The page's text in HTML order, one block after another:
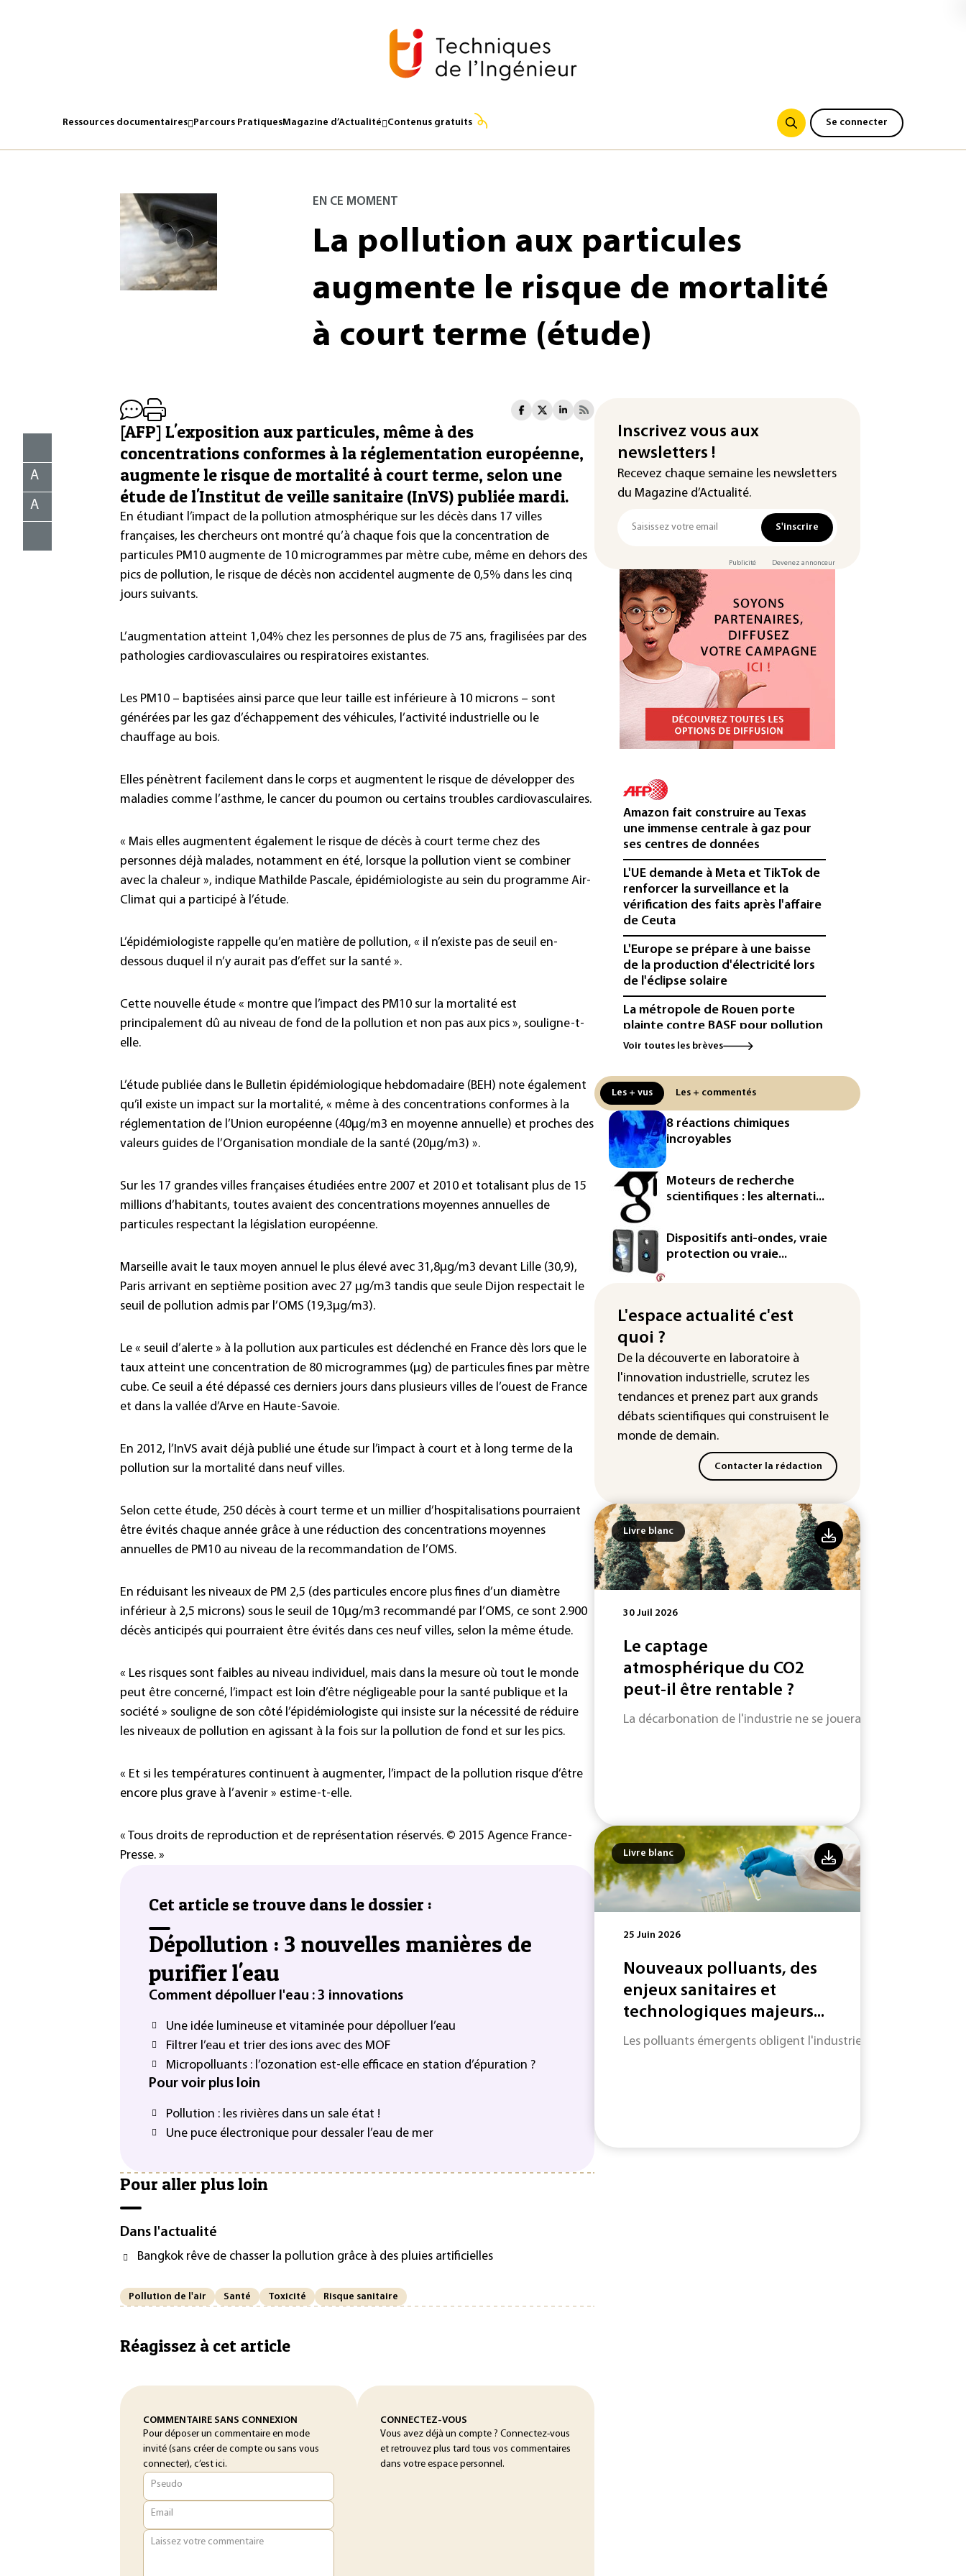
Ressources documentaires Parcours PratiquesMagazine d’Actualité Contenus gratuits Se connecter
EN CE MOMENT
La pollution aux particules
augmente le risque de mortalité
à court terme (étude)
A
A
[AFP] L'exposition aux particules, même à des
concentrations conformes à la réglementation européenne,
augmente le risque de mortalité à court terme, selon une
étude de l'Institut de veille sanitaire (InVS) publiée mardi.
En étudiant l’impact de la pollution atmosphérique sur les décès dans 17 villes
françaises, les chercheurs ont montré qu’à chaque fois que la concentration de
particules PM10 augmente de 10 microgrammes par mètre cube, même en dehors des
pics de pollution, le risque de décès non accidentel augmente de 0,5% dans les cinq
jours suivants.
L’augmentation atteint 1,04% chez les personnes de plus de 75 ans, fragilisées par des
pathologies cardiovasculaires ou respiratoires existantes.
Les PM10 – baptisées ainsi parce que leur taille est inférieure à 10 microns – sont
générées par les gaz d’échappement des véhicules, l’activité industrielle ou le
chauffage au bois.
Elles pénètrent facilement dans le corps et augmentent le risque de développer des
maladies comme l’asthme, le cancer du poumon ou certains troubles cardiovasculaires.
« Mais elles augmentent également le risque de décès à court terme chez des
personnes déjà malades, notamment en été, lorsque la pollution vient se combiner
avec la chaleur », indique Mathilde Pascale, épidémiologiste au sein du programme Air-
Climat qui a participé à l’étude.
L’épidémiologiste rappelle qu’en matière de pollution, « il n’existe pas de seuil en-
dessous duquel il n’y aurait pas d’effet sur la santé ».
Cette nouvelle étude « montre que l’impact des PM10 sur la mortalité est
principalement dû au niveau de fond de la pollution et non pas aux pics », souligne-t-
elle.
L’étude publiée dans le Bulletin épidémiologique hebdomadaire (BEH) note également
qu’il existe un impact sur la mortalité, « même à des concentrations conformes à la
réglementation de l’Union européenne (40µg/m3 en moyenne annuelle) et proches des
valeurs guides de l’Organisation mondiale de la santé (20µg/m3) ».
Sur les 17 grandes villes françaises étudiées entre 2007 et 2010 et totalisant plus de 15
millions d’habitants, toutes avaient des concentrations moyennes annuelles de
particules respectant la législation européenne.
Marseille avait le taux moyen annuel le plus élevé avec 31,8µg/m3 devant Lille (30,9),
Paris arrivant en septième position avec 27 µg/m3 tandis que seule Dijon respectait le
seuil de pollution admis par l’OMS (19,3µg/m3).
Le « seuil d’alerte » à la pollution aux particules est déclenché en France dès lors que le
taux atteint une concentration de 80 microgrammes (µg) de particules fines par mètre
cube. Ce seuil a été dépassé ces derniers jours dans plusieurs villes de l’ouest de France
et dans la vallée d’Arve en Haute-Savoie.
En 2012, l’InVS avait déjà publié une étude sur l’impact à court et à long terme de la
pollution sur la mortalité dans neuf villes.
Selon cette étude, 250 décès à court terme et un millier d’hospitalisations pourraient
être évités chaque année grâce à une réduction des concentrations moyennes
annuelles de PM10 au niveau de la recommandation de l’OMS.
En réduisant les niveaux de PM 2,5 (des particules encore plus fines d’un diamètre
inférieur à 2,5 microns) sous le seuil de 10µg/m3 recommandé par l’OMS, ce sont 2.900
décès anticipés qui pourraient être évités dans ces neuf villes, selon la même étude.
« Les risques sont faibles au niveau individuel, mais dans la mesure où tout le monde
peut être concerné, l’impact est loin d’être négligeable pour la santé publique et la
société » souligne de son côté l’épidémiologiste qui insiste sur la nécessité de réduire
les niveaux de pollution en agissant à la fois sur la pollution de fond et sur les pics.
« Et si les températures continuent à augmenter, l’impact de la pollution risque d’être
encore plus grave à l’avenir » estime-t-elle.
« Tous droits de reproduction et de représentation réservés. © 2015 Agence France-
Presse. »
Cet article se trouve dans le dossier :
Dépollution : 3 nouvelles manières de
purifier l'eau
Comment dépolluer l'eau : 3 innovations
Une idée lumineuse et vitaminée pour dépolluer l’eau
Filtrer l’eau et trier des ions avec des MOF
Micropolluants : l’ozonation est-elle efficace en station d’épuration ?
Pour voir plus loin
Pollution : les rivières dans un sale état !
Une puce électronique pour dessaler l’eau de mer
Pour aller plus loin
Dans l'actualité
Bangkok rêve de chasser la pollution grâce à des pluies artificielles
Pollution de l'air Santé Toxicité Risque sanitaire
Réagissez à cet article
COMMENTAIRE SANS CONNEXION
Pour déposer un commentaire en mode
invité (sans créer de compte ou sans vous
connecter), c’est ici.
Pseudo
Email
Laissez votre commentaire
CONNECTEZ-VOUS
Vous avez déjà un compte ? Connectez-vous
et retrouvez plus tard tous vos commentaires
dans votre espace personnel.
Inscrivez vous aux
newsletters !
Recevez chaque semaine les newsletters
du Magazine d’Actualité.
S'inscrire
Publicité Devenez annonceur
Amazon fait construire au Texas
une immense centrale à gaz pour
ses centres de données
L'UE demande à Meta et TikTok de
renforcer la surveillance et la
vérification des faits après l'affaire
de Ceuta
L'Europe se prépare à une baisse
de la production d'électricité lors
de l'éclipse solaire
La métropole de Rouen porte
plainte contre BASF pour pollution
aux PFAS
la centrale de Golfech reconnectée
au réseau
Véhicules de livraison autonomes:
la France ouvre la voie à leur
homologation
Iris³: Eutelsat investira 3,4 milliards
d'euros dans la future
constellation européenne
Le magazine VSD racheté par
l'entrepreneur Vianney d'Alançon
attendue au plus bas depuis 1980
"Retour en force" progressif de la
chaleur dans les prochains jours en
France
Voir toutes les brèves
Les + vus Les + commentés
8 réactions chimiques
incroyables
Moteurs de recherche
scientifiques : les alternati...
Dispositifs anti-ondes, vraie
protection ou vraie...
L'espace actualité c'est
quoi ?
De la découverte en laboratoire à
l'innovation industrielle, scrutez les
tendances et prenez part aux grands
débats scientifiques qui construisent le
monde de demain.
Contacter la rédaction
Livre blanc
30 Juil 2026
Le captage
atmosphérique du CO2
peut-il être rentable ?
La décarbonation de l'industrie ne se jouera pas uniquement
Livre blanc
25 Juin 2026
Nouveaux polluants, des
enjeux sanitaires et
technologiques majeurs...
Les polluants émergents obligent l'industrie à adapter des